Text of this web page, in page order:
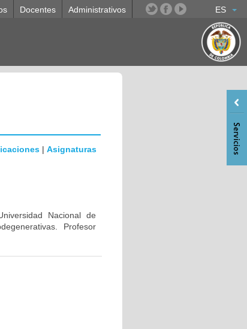
ES
Docentes Administrativos
| Asignaturas
Nacional de
Profesor